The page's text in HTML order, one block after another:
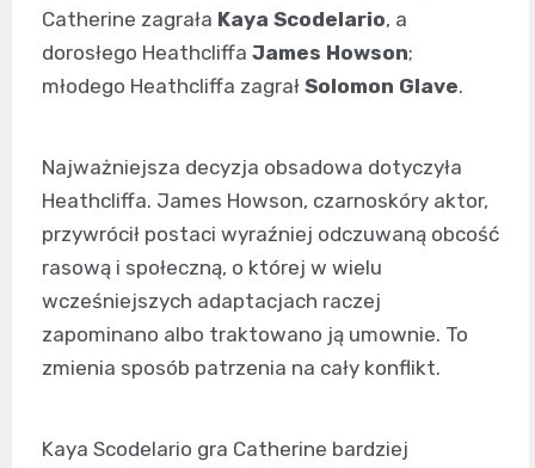
Catherine zagrała Kaya Scodelario, a
dorosłego Heathcliffa James Howson;
młodego Heathcliffa zagrał Solomon Glave.
Najważniejsza decyzja obsadowa dotyczyła
Heathcliffa. James Howson, czarnoskóry aktor,
przywrócił postaci wyraźniej odczuwaną obcość
rasową i społeczną, o której w wielu
wcześniejszych adaptacjach raczej
zapominano albo traktowano ją umownie. To
zmienia sposób patrzenia na cały konflikt.
Kaya Scodelario gra Catherine bardziej